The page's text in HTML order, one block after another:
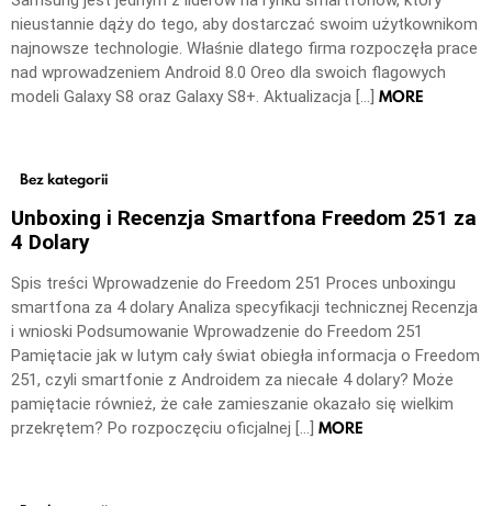
nieustannie dąży do tego, aby dostarczać swoim użytkownikom
najnowsze technologie. Właśnie dlatego firma rozpoczęła prace
nad wprowadzeniem Android 8.0 Oreo dla swoich flagowych
modeli Galaxy S8 oraz Galaxy S8+. Aktualizacja […] MORE
Bez kategorii
Unboxing i Recenzja Smartfona Freedom 251 za
4 Dolary
Spis treści Wprowadzenie do Freedom 251 Proces unboxingu
smartfona za 4 dolary Analiza specyfikacji technicznej Recenzja
i wnioski Podsumowanie Wprowadzenie do Freedom 251
Pamiętacie jak w lutym cały świat obiegła informacja o Freedom
251, czyli smartfonie z Androidem za niecałe 4 dolary? Może
pamiętacie również, że całe zamieszanie okazało się wielkim
przekrętem? Po rozpoczęciu oficjalnej […] MORE